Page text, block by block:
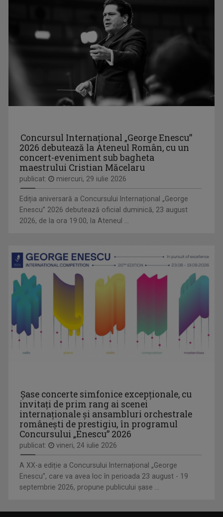
Concursul Internațional „George Enescu”
2026 debutează la Ateneul Român, cu un
concert-eveniment sub bagheta
maestrului Cristian Măcelaru
publicat: miercuri, 29 iulie 2026
Ediția aniversară a Concursului Internațional „George
Enescu” 2026 debutează oficial duminică, 23 august
2026, de la ora 19:00, la Ateneul ...
Șase concerte simfonice excepționale, cu
invitați de prim rang ai scenei
internaționale și ansambluri orchestrale
românești de prestigiu, în programul
Concursului „Enescu” 2026
publicat: vineri, 24 iulie 2026
A XX-a ediție a Concursului Internațional „George
Enescu”, care va avea loc în perioada 23 august - 19
septembrie 2026, propune publicului șase ...